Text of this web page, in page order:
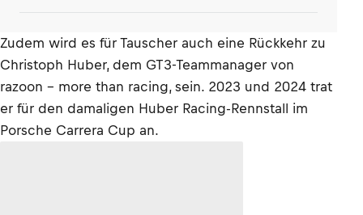
Zudem wird es für Tauscher auch eine Rückkehr zu
Christoph Huber, dem GT3-Teammanager von
razoon - more than racing, sein. 2023 und 2024 trat
er für den damaligen Huber Racing-Rennstall im
Porsche Carrera Cup an.